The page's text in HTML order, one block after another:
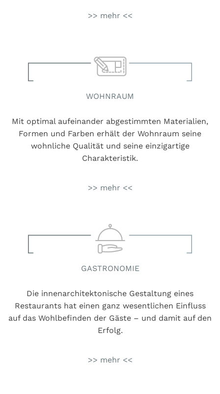
>> mehr <<
WOHNRAUM
Mit optimal aufeinander abgestimmten Materialien,
Formen und Farben erhält der Wohnraum seine
wohnliche Qualität und seine einzigartige
Charakteristik.
>> mehr <<
GASTRONOMIE
Die innenarchitektonische Gestaltung eines
Restaurants hat einen ganz wesentlichen Einfluss
auf das Wohlbefinden der Gäste – und damit auf den
Erfolg.
>> mehr <<